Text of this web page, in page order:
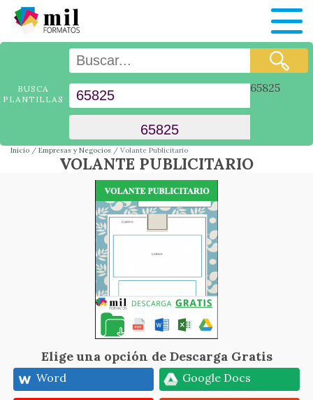
BUSCA
PLANTILLAS
65825
Inicio Empresas y Negocios Volante Publicitario
VOLANTE PUBLICITARIO
Elige una opción de Descarga Gratis
Word Google Docs